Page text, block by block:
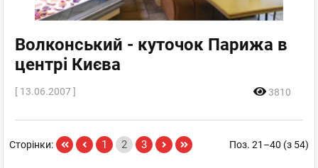
Волконський - куточок Парижа в
центрі Києва
[ 13.06.2007 ] 3810
Поз. 21–40 (з 54)
Сторінки: 1 2 3